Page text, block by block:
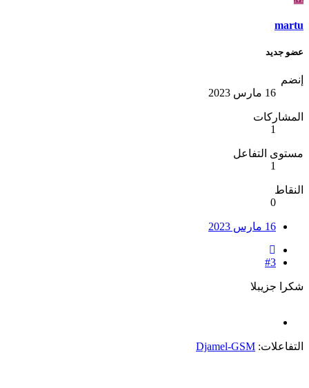
martu
عضو جديد
إنضم
16 مارس 2023
المشاركات
1
مستوى التفاعل
1
النقاط
0
16 مارس 2023
#3
شكرا جزيبلا
التفاعلات: Djamel-GSM